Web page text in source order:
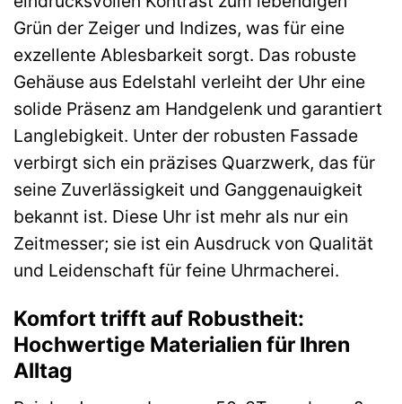
Grün der Zeiger und Indizes, was für eine
exzellente Ablesbarkeit sorgt. Das robuste
Gehäuse aus Edelstahl verleiht der Uhr eine
solide Präsenz am Handgelenk und garantiert
Langlebigkeit. Unter der robusten Fassade
verbirgt sich ein präzises Quarzwerk, das für
seine Zuverlässigkeit und Ganggenauigkeit
bekannt ist. Diese Uhr ist mehr als nur ein
Zeitmesser; sie ist ein Ausdruck von Qualität
und Leidenschaft für feine Uhrmacherei.
Komfort trifft auf Robustheit:
Hochwertige Materialien für Ihren
Alltag